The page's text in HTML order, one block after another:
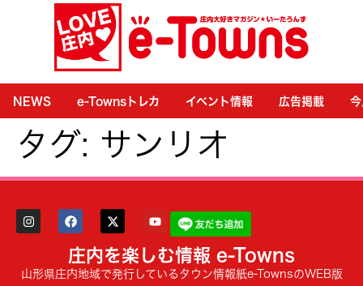
NEWS e-Townsトレカ イベント情報 広告掲載
タグ: サンリオ
庄内を楽しむ情報 e-Towns
山形県庄内地域で発行しているタウン情報紙e-TownsのWEB版